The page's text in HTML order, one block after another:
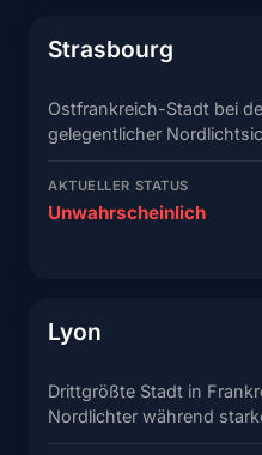
Strasbourg
Ostfrankreich-Stadt bei
gelegentlicher
AKTUELLER STATUS
Unwahrscheinlich
Lyon
Drittgrößte Stadt in
Nordlichter während